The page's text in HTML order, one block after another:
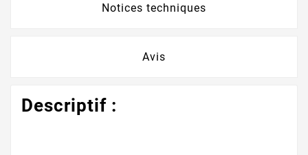
Notices techniques
Avis
Descriptif :